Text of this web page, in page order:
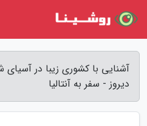
آشنایی با کشوری زیبا در آسیای
دیروز - سفر به آنتالیا